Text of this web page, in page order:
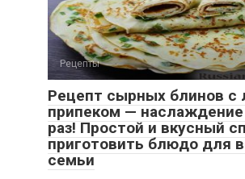
Рецепты
Рецепт сырных блинов с
припеком —
раз! Простой и вкусный
приготовить блюдо для
семьи